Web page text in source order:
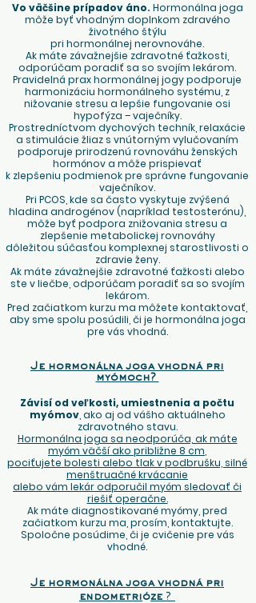
Vo väčšine prípadov áno. Hormonálna joga
môže byť vhodným doplnkom zdravého
životného štýlu
pri hormonálnej nerovnováhe.
Ak máte závažnejšie zdravotné ťažkosti,
odporúčam poradiť sa so svojím lekárom.
Pravidelná prax hormonálnej jogy podporuje
harmonizáciu hormonálneho systému, z
nižovanie stresu a lepšie fungovanie osi
hypofýza – vaječníky.
Prostredníctvom dychových techník, relaxácie
a stimulácie žliaz s vnútorným vylučovaním
podporuje prirodzenú rovnováhu ženských
hormónov a môže prispievať
k zlepšeniu podmienok pre správne fungovanie
vaječníkov.
Pri PCOS, kde sa často vyskytuje zvýšená
hladina androgénov (napríklad testosterónu),
môže byť podpora znižovania stresu a
zlepšenie metabolickej rovnováhy
dôležitou súčasťou komplexnej starostlivosti o
zdravie ženy.
Ak máte závažnejšie zdravotné ťažkosti alebo
ste v liečbe, odporúčam poradiť sa so svojím
lekárom.
Pred začiatkom kurzu ma môžete kontaktovať,
aby sme spolu posúdili, či je hormonálna joga
pre vás vhodná.
Je hormonálna joga vhodná pri
myómoch?
Závisí od veľkosti, umiestnenia a počtu
myómov, ako aj od vášho aktuálneho
zdravotného stavu.
Hormonálna joga sa neodporúča, ak máte
myóm väčší ako približne 8 cm
pociťujete bolesti alebo tlak v podbrušku, silné
menštruačné krvácanie
alebo vám lekár odporučil myóm sledovať či
riešiť operačne.
Ak máte diagnostikované myómy, pred
začiatkom kurzu ma, prosím, kontaktujte.
Spoločne posúdime, či je cvičenie pre vás
vhodné.
Je hormonálna joga vhodná pri
endometrióze ?